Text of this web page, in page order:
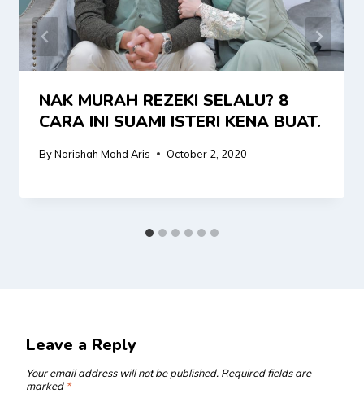
NAK MURAH REZEKI SELALU? 8
CARA INI SUAMI ISTERI KENA BUAT.
ByNorishah Mohd Aris October 2, 2020
Leave a Reply
Your email address will not be published. Required fields are
marked *